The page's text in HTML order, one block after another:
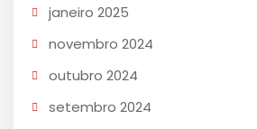
janeiro 2025
novembro 2024
outubro 2024
setembro 2024